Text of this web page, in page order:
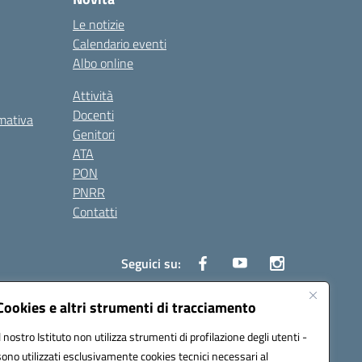
e altri strumenti di tracciamento
nostro Istituto non utilizza strumenti di profilazione degli utenti -
utilizzati esclusivamente cookies tecnici necessari al
Le notizie
Calendario eventi
Albo online
Attività
Docenti
Genitori
ATA
PON
PNRR
Contatti
Seguici su: